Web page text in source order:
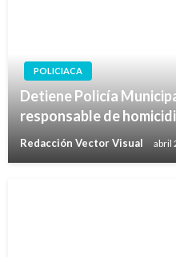
POLICIACA
Detiene Policía
responsable de
Redacción Vector Visual abril